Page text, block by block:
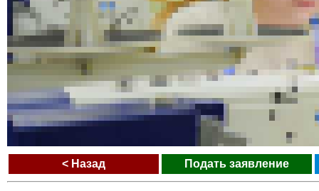
< Назад Подать заявление